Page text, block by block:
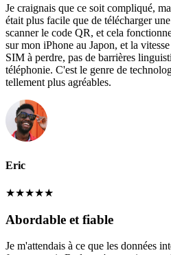
Je craignais que ce soit compliqué,
était plus facile que de télécharger
scanner le code QR, et cela
sur mon iPhone au Japon, et la
SIM à perdre, pas de barrières
téléphonie. C'est le genre de
tellement plus agréables.
Eric
★★★★★
Abordable et fiable
Je m'attendais à ce que les données